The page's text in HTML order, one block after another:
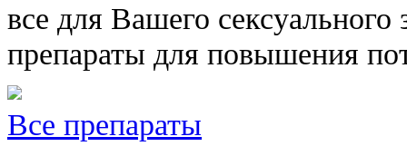
все для Вашего сексуального
препараты для повышения
Все препараты